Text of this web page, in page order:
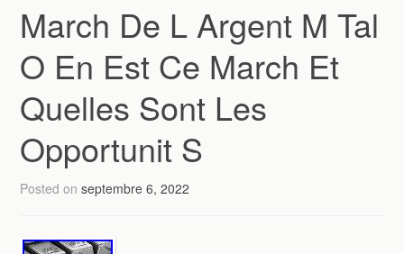
March De L Argent M Tal
O En Est Ce March Et
Quelles Sont Les
Opportunit S
Posted onseptembre 6, 2022